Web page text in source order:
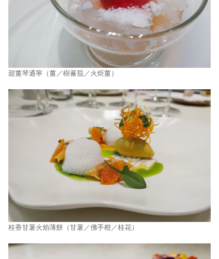
甜薑琴通寧（薑／樹蕃茄／火炬薑）
桂香甘薯火焰薄餅（甘薯／佛手柑／桂花）